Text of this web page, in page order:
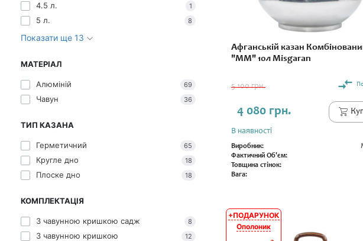
4.5 л. 1
5 л. 8
Показати ще 13
МАТЕРІАЛ
Алюміній 69
Чавун 36
ТИП КАЗАНА
Герметичний 65
Кругле дно 18
Плоске дно 18
КОМПЛЕКТАЦІЯ
З чавунною кришкою садж 8
З чавунною кришкою
12
Афганській казан
"ММ" 10л Misgaran
5 100 грн.
4 080 грн.
В наявності
Виробник:
Фактичний Об'єм:
Товщина стінок:
Вага:
АКЦІЯ
+ПОДАРУНОК
Ополоник